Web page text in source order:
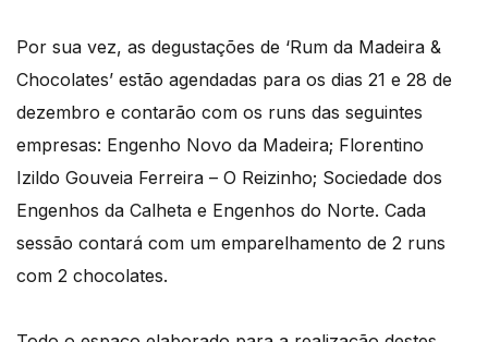
Por sua vez, as degustações de ‘Rum da Madeira &
Chocolates’ estão agendadas para os dias 21 e 28 de
dezembro e contarão com os runs das seguintes
empresas: Engenho Novo da Madeira; Florentino
Izildo Gouveia Ferreira – O Reizinho; Sociedade dos
Engenhos da Calheta e Engenhos do Norte. Cada
sessão contará com um emparelhamento de 2 runs
com 2 chocolates.